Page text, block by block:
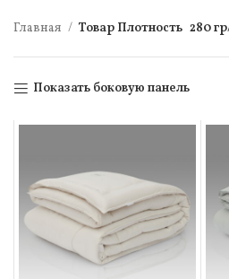
Главная Товар Плотность 280
Показать боковую панель